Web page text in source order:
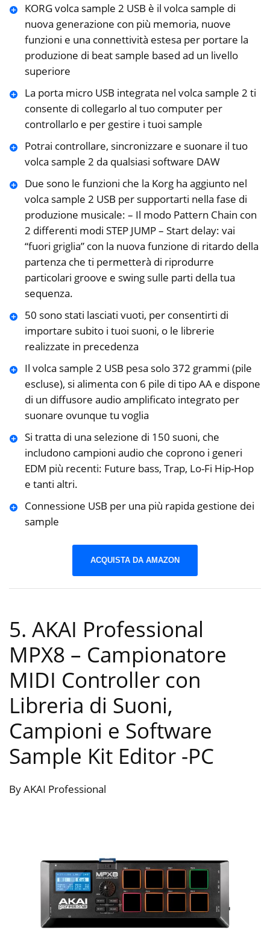
KORG volca sample 2 USB è il volca sample di
nuova generazione con più memoria, nuove
funzioni e una connettività estesa per portare la
produzione di beat sample based ad un livello
superiore
La porta micro USB integrata nel volca sample 2 ti
consente di collegarlo al tuo computer per
controllarlo e per gestire i tuoi sample
Potrai controllare, sincronizzare e suonare il tuo
volca sample 2 da qualsiasi software DAW
Due sono le funzioni che la Korg ha aggiunto nel
volca sample 2 USB per supportarti nella fase di
produzione musicale: – Il modo Pattern Chain con
2 differenti modi STEP JUMP – Start delay: vai
“fuori griglia” con la nuova funzione di ritardo della
partenza che ti permetterà di riprodurre
particolari groove e swing sulle parti della tua
sequenza.
50 sono stati lasciati vuoti, per consentirti di
importare subito i tuoi suoni, o le librerie
realizzate in precedenza
Il volca sample 2 USB pesa solo 372 grammi (pile
escluse), si alimenta con 6 pile di tipo AA e dispone
di un diffusore audio amplificato integrato per
suonare ovunque tu voglia
Si tratta di una selezione di 150 suoni, che
includono campioni audio che coprono i generi
EDM più recenti: Future bass, Trap, Lo-Fi Hip-Hop
e tanti altri.
Connessione USB per una più rapida gestione dei
sample
ACQUISTA DA AMAZON
5. AKAI Professional
MPX8 – Campionatore
MIDI Controller con
Libreria di Suoni,
Campioni e Software
Sample Kit Editor -PC
By AKAI Professional